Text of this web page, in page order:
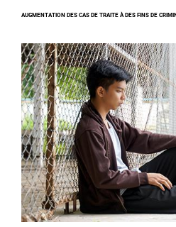
nouveaux
du
combat
contre
l’esclavage
domestique
en
France
AUGMENTATION DES CAS DE TRAITE À DES FINS DE